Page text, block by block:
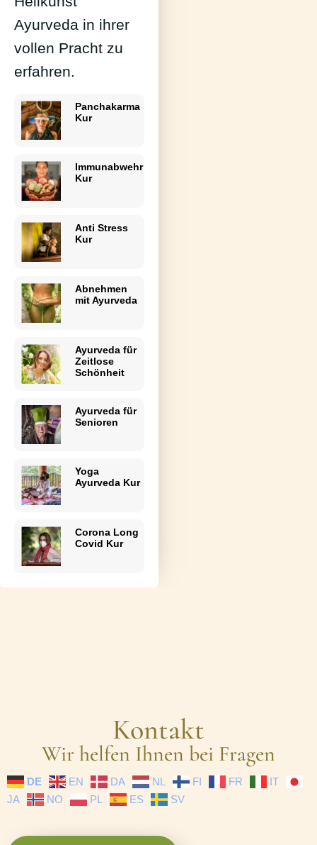
Ayurveda in ihrer
vollen Pracht zu
erfahren.
Panchakarma
Kur
Immunabwehr
Kur
Anti Stress
Kur
Abnehmen
mit Ayurveda
Ayurveda für
Zeitlose
Schönheit
Ayurveda für
Senioren
Yoga
Ayurveda Kur
Corona Long
Covid Kur
Kontakt
Wir helfen Ihnen bei Fragen
DE EN DA NL FI FR
IT
JA
NO PL ES SV